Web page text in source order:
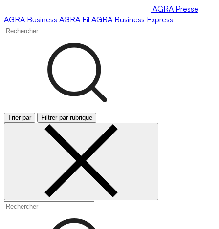
AGRA Presse
AGRA Business AGRA Fil AGRA Business Express
Trier par Filtrer par rubrique